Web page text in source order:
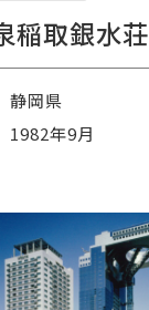
稲取銀水荘
静岡県
1982年9月